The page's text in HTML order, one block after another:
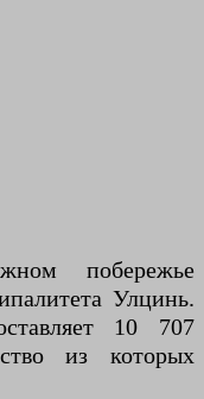
побережье
Улцинь.
10 707
из которых